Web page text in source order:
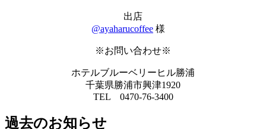
出店
@ayaharucoffee 様
※お問い合わせ※
ホテルブルーベリーヒル勝浦
千葉県勝浦市興津1920
TEL 0470-76-3400
過去のお知らせ